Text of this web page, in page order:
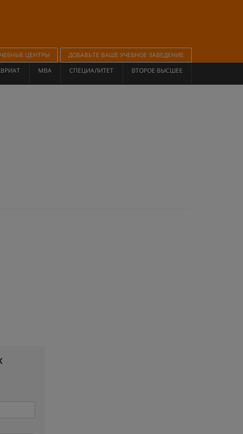
ЦЕНТРЫ
ДОБАВЬТЕ ВАШЕ УЧЕБНОЕ ЗАВЕДЕНИЕ
MBA СПЕЦИАЛИТЕТ ВТОРОЕ ВЫСШЕЕ